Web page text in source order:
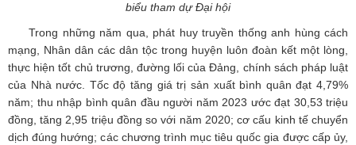
biểu tham dự Đại hội
Trong những năm qua, phát huy truyền thống anh hùng cách
mạng, Nhân dân các dân tộc trong huyện luôn đoàn kết một lòng,
thực hiện tốt chủ trương, đường lối của Đảng, chính sách pháp luật
của Nhà nước. Tốc độ tăng giá trị sản xuất bình quân đạt 4,79%
năm; thu nhập bình quân đầu người năm 2023 ước đạt 30,53 triệu
đồng, tăng 2,95 triệu đồng so với năm 2020; cơ cấu kinh tế chuyển
dịch đúng hướng; các chương trình mục tiêu quốc gia được cấp ủy,